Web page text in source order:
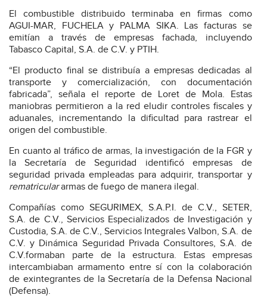
El combustible distribuido terminaba en firmas como
AGUI-MAR, FUCHELA y PALMA SIKA. Las facturas se
emitían a través de empresas fachada, incluyendo
Tabasco Capital, S.A. de C.V. y PTIH.
“El producto final se distribuía a empresas dedicadas al
transporte y comercialización, con documentación
fabricada”, señala el reporte de Loret de Mola. Estas
maniobras permitieron a la red eludir controles fiscales y
aduanales, incrementando la dificultad para rastrear el
origen del combustible.
En cuanto al tráfico de armas, la investigación de la FGR y
la Secretaría de Seguridad identificó empresas de
seguridad privada empleadas para adquirir, transportar y
rematriculararmas de fuego de manera ilegal.
Compañías como SEGURIMEX, S.A.P.I. de C.V., SETER,
S.A. de C.V., Servicios Especializados de Investigación y
Custodia, S.A. de C.V., Servicios Integrales Valbon, S.A. de
C.V. y Dinámica Seguridad Privada Consultores, S.A. de
C.V.formaban parte de la estructura. Estas empresas
intercambiaban armamento entre sí con la colaboración
de exintegrantes de la Secretaría de la Defensa Nacional
(Defensa).